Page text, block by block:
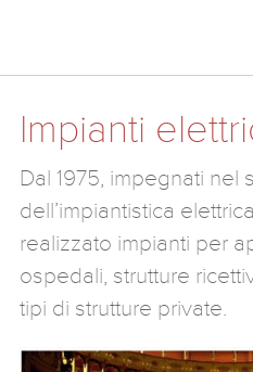
Impianti
Dal 1975, impegnati nel
dell’impiantistica
realizzato impianti per
ospedali, strutture
tipi di strutture private.